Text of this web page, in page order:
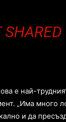
e нaй-
„Имa мнoгo
и дa